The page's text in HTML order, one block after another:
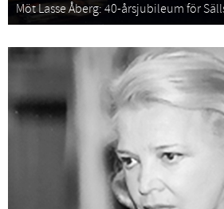
Möt Lasse Åberg: 40-årsjubileum för